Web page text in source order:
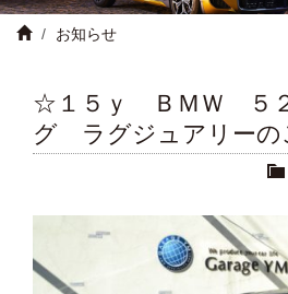
お知らせ
☆１５ｙ ＢＭＷ ５
グ ラグジュアリー